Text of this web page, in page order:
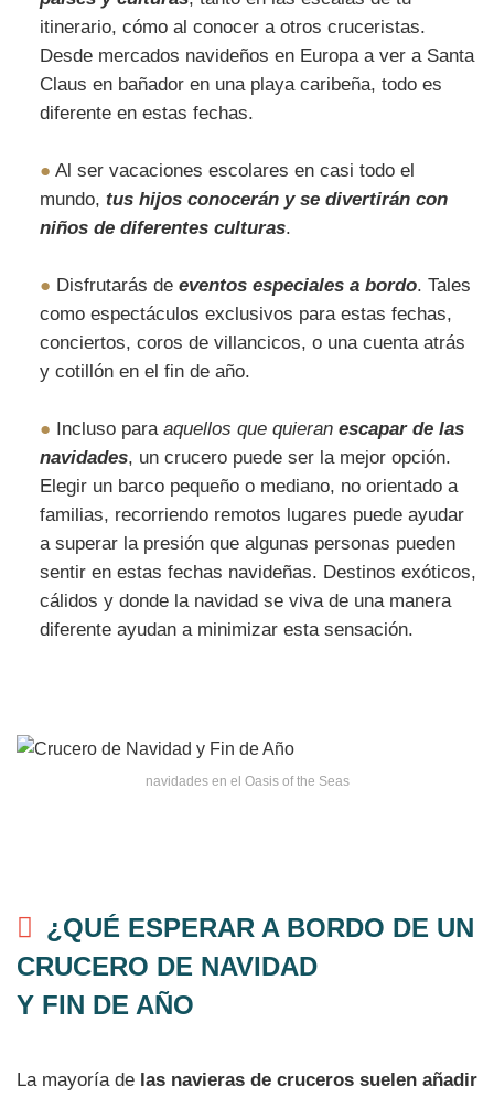
itinerario, cómo al conocer a otros cruceristas.
Desde mercados navideños en Europa a ver a Santa
Claus en bañador en una playa caribeña, todo es
diferente en estas fechas.
● Al ser vacaciones escolares en casi todo el
mundo, tus hijos conocerán y se divertirán con
niños de diferentes culturas.
● Disfrutarás de eventos especiales a bordo. Tales
como espectáculos exclusivos para estas fechas,
conciertos, coros de villancicos, o una cuenta atrás
y cotillón en el fin de año.
● Incluso para aquellos que quieranescapar de las
navidades, un crucero puede ser la mejor opción.
Elegir un barco pequeño o mediano, no orientado a
familias, recorriendo remotos lugares puede ayudar
a superar la presión que algunas personas pueden
sentir en estas fechas navideñas. Destinos exóticos,
cálidos y donde la navidad se viva de una manera
diferente ayudan a minimizar esta sensación.
navidades en el Oasis of the Seas
¿QUÉ ESPERAR A BORDO DE UN
CRUCERO DE NAVIDAD
Y FIN DE AÑO
La mayoría de las navieras de cruceros suelen añadir